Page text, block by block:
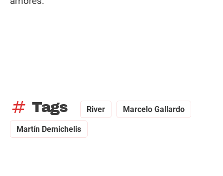
tag Tags River Marcelo Gallardo
Martín Demichelis